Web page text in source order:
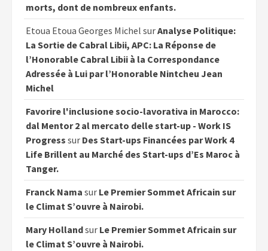
morts, dont de nombreux enfants.
Etoua Etoua Georges Michel surAnalyse Politique:
La Sortie de Cabral Libii, APC: La Réponse de
l’Honorable Cabral Libii à la Correspondance
Adressée à Lui par l’Honorable Nintcheu Jean
Michel
Favorire l'inclusione socio-lavorativa in Marocco:
dal Mentor 2 al mercato delle start-up - Work IS
Progress sur Des Start-ups Financées par Work 4
Life Brillent au Marché des Start-ups d’Es Maroc à
Tanger.
Franck Nama sur Le Premier Sommet Africain sur
le Climat S’ouvre à Nairobi.
Mary Hollandsur Le Premier Sommet Africain sur
le Climat S’ouvre à Nairobi.